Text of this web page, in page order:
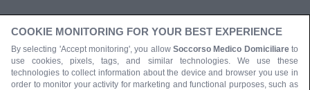
COOKIE MONITORING FOR YOUR BEST EXPERIENCE
By selecting 'Accept monitoring', you allow Soccorso Medico Domiciliare to
use cookies, pixels, tags, and similar technologies. We use these
technologies to collect information about the device and browser you use in
order to monitor your activity for marketing and functional purposes, such as